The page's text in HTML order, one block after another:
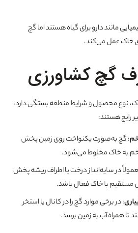
مانند دارو برای گیاه هستند اما گچ
خاک عمل می‌کند.
گچ کشاورزی
نوع محصول و شرایط منطقه بستگی دارد،
رایج هستند:
: گچ به‌صورت یکنواخت روی زمین پخش
به خاک مخلوط می‌شود.
در سایه‌انداز درخت یا اطراف ریشه پخش
مستقیم با خاک فعال باشد.
: در برخی موارد گچ را در کانال یا استخر
تا همراه آب به زمین برسد.